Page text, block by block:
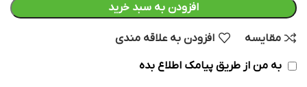
افزودن به سبد خرید
مقایسه افزودن به علاقه مندی
به من از طریق پیامک اطلاع بده